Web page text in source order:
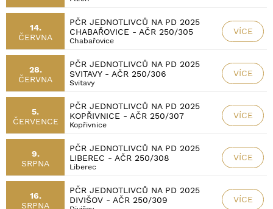
14.
ČERVNA
PČR JEDNOTLIVCŮ NA PD 2025
CHABAŘOVICE - AČR 250/305
Chabařovice
VÍCE
28.
ČERVNA
PČR JEDNOTLIVCŮ NA PD 2025
SVITAVY - AČR 250/306
Svitavy
VÍCE
5.
ČERVENCE
PČR JEDNOTLIVCŮ NA PD 2025
KOPŘIVNICE - AČR 250/307
Kopřivnice
VÍCE
9.
SRPNA
PČR JEDNOTLIVCŮ NA PD 2025
LIBEREC - AČR 250/308
Liberec
VÍCE
16.
SRPNA
PČR JEDNOTLIVCŮ NA PD 2025
DIVIŠOV - AČR 250/309
VÍCE